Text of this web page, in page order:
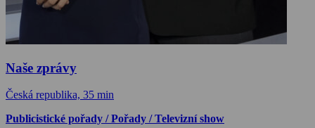
Naše zprávy
Česká republika, 35 min
Publicistické pořady / Pořady / Televizní show